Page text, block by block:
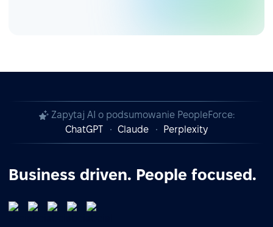
Zapytaj AI o podsumowanie PeopleForce:
ChatGPT
Claude Perplexity
Business driven. People focused.